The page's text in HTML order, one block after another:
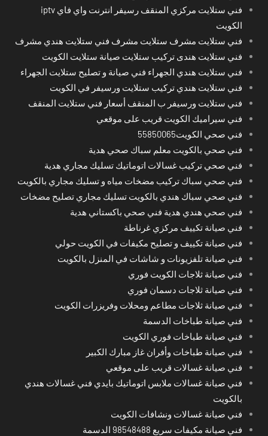
فني ستلايت مركزي المنقف رسيفر انترنت واي فاي iptv
الكويت
فني ستلايت مشرف ستلايت مشرف فني ستلايت هندي مشرف
فني ستلايت هندى تركيب ستلايت صيانة ستلايت الكويت
فني ستلايت هندي الجهراء فني صيانة و تصليح ستلايت الجهراء
فني ستلايت هندي تركيب ستلايت ورسيفر في الكويت
فني ستلايت ورسيفر ب المنقف أسعار فني ستلايت المنقف
فني سيراميك الكويت قريب على موقعي
فني صحي الكويت55850065
فني صحي بالكويت معلم سباك صحي هدية
فني صحي تركيب غسالات اتوماتيك تسليك مجاري هدية
فني صحي سباك تركيب مضخات مياه و تسليك مجاري بالكويت
فني صحي سباك هندي بالكويت تسليك مجاري تصليح مضخات
فني صحي هندي هدية فني صحي باكستاني هدية
فني صيانة تكييف مركزي غرناطة
فني صيانة تكييف و تصليح مكيفات في الكويت حولي
فني صيانة تلفزيونات و شاشات في المنزل بالكويت
فني صيانة ثلاجات الكويت فوري
فني صيانة ثلاجات دسمان فوري
فني صيانة ثلاجات مطاعم ومحلات وفريزرات الكويت
فني صيانة طباخات الدسمة
فني صيانة طباخات فوري الكويت
فني صيانة طباخات وأفران غاز مبارك الكبير
فني صيانة غسالات قريب على موقعي
فني صيانة غسالات ملابس اتوماتيك بايدي فني غسالات هندي
بالكويت
فني صيانة غسالات ونشافات الكويت
فني صيانة مكيفات سريع 98548488 الدسمة